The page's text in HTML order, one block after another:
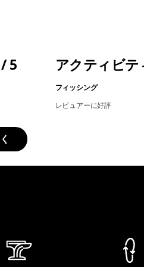
5 アクティビテ
フィッシング
レビュアーに好評